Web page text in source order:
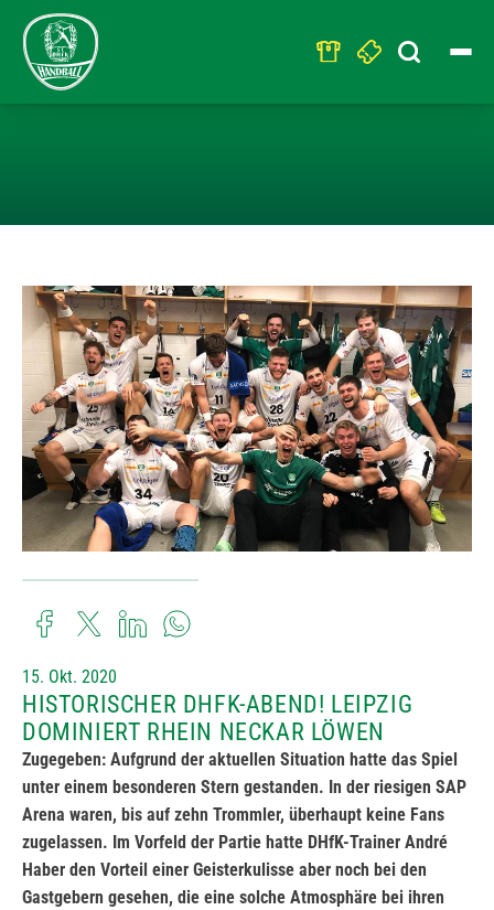
Search
for:
15. Okt. 2020
HISTORISCHER DHFK-ABEND! LEIPZIG
DOMINIERT RHEIN NECKAR LÖWEN
Zugegeben: Aufgrund der aktuellen Situation hatte das Spiel
unter einem besonderen Stern gestanden. In der riesigen SAP
Arena waren, bis auf zehn Trommler, überhaupt keine Fans
zugelassen. Im Vorfeld der Partie hatte DHfK-Trainer André
Haber den Vorteil einer Geisterkulisse aber noch bei den
Gastgebern gesehen, die eine solche Atmosphäre bei ihren